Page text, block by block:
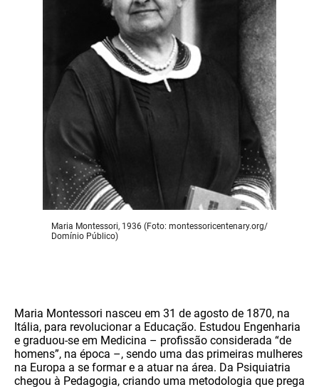
Maria Montessori, 1936 (Foto: montessoricentenary.org/
Domínio Público)
Maria Montessori nasceu em 31 de agosto de 1870, na
Itália, para revolucionar a Educação. Estudou Engenharia
e graduou-se em Medicina – profissão considerada “de
homens”, na época –, sendo uma das primeiras mulheres
na Europa a se formar e a atuar na área. Da Psiquiatria
chegou à Pedagogia, criando uma metodologia que prega